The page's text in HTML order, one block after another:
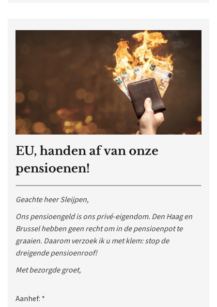
EU, handen af van onze
pensioenen!
Geachte heer Sleijpen,
Ons pensioengeld is ons privé-eigendom. Den Haag en
Brussel hebben geen recht om in de pensioenpot te
graaien. Daarom verzoek ik u met klem: stop de
dreigende pensioenroof!
Met bezorgde groet,
Aanhef: *